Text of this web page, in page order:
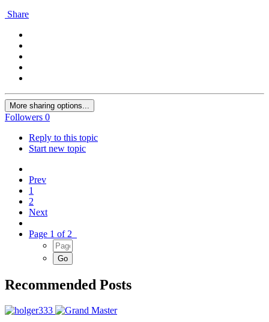
Share
More sharing options...
Followers 0
Reply to this topic
Start new topic
Prev
1
2
Next
Page 1 of 2
Recommended Posts